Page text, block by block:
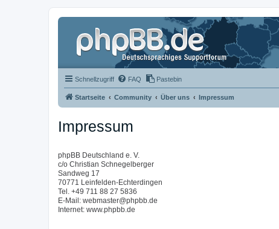
Schnellzugriff FAQ Pastebin
Startseite Community Über uns Impressum
Impressum
phpBB Deutschland e. V.
c/o Christian Schnegelberger
Sandweg 17
70771 Leinfelden-Echterdingen
Tel. +49 711 88 27 5836
E-Mail: webmaster@phpbb.de
Internet: www.phpbb.de